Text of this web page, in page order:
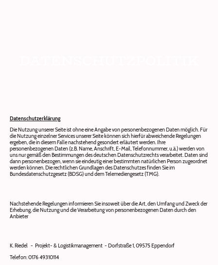
Datenschutzerklärung
Die Nutzung unserer Seite ist ohne eine Angabe von personenbezogenen Daten möglich. Für
die Nutzung einzelner Services unserer Seite können sich hierfür abweichende Regelungen
ergeben, die in diesem Falle nachstehend gesondert erläutert werden. Ihre
personenbezogenen Daten (z.B. Name, Anschrift, E-Mail, Telefonnummer, u.ä.) werden von
uns nur gemäß den Bestimmungen des deutschen Datenschutzrechts verarbeitet. Daten sind
dann personenbezogen, wenn sie eindeutig einer bestimmten natürlichen Person zugeordnet
werden können. Die rechtlichen Grundlagen des Datenschutzes finden Sie im
Bundesdatenschutzgesetz (BDSG) und dem Telemediengesetz (TMG).
Nachstehende Regelungen informieren Sie insoweit über die Art, den Umfang und Zweck der
Erhebung, die Nutzung und die Verarbeitung von personenbezogenen Daten durch den
Anbieter
K. Riedel - Projekt- & Logistikmanagement - Dorfstraße 1, 09575 Eppendorf
Telefon: 0176 49310114